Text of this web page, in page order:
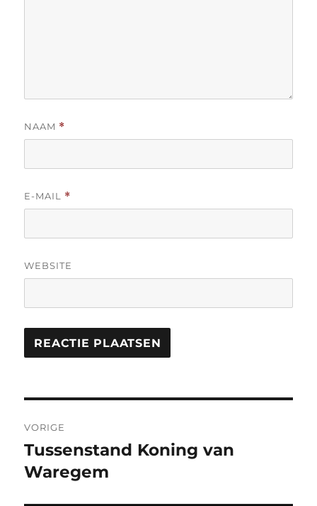
NAAM *
E-MAIL *
WEBSITE
VORIGE
Vorig
bericht:
Tussenstand Koning van
Waregem